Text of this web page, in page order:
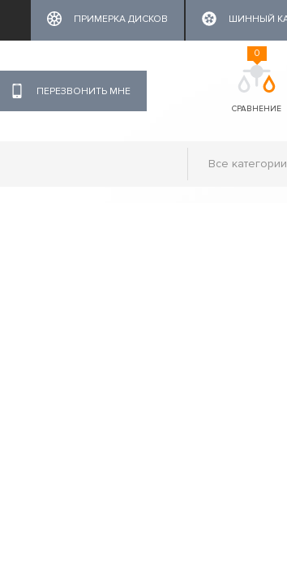
ПРИМЕРКА ДИСКОВ ШИННЫЙ
ПЕРЕЗВОНИТЬ МНЕ
СРАВНЕНИЕ
0